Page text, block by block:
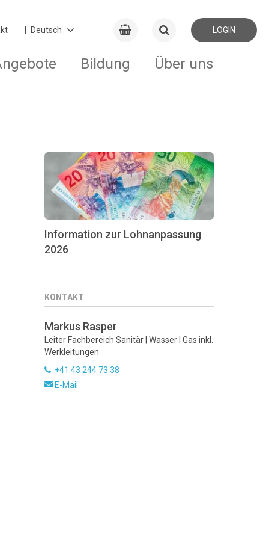
LOGIN
Bildung Über uns
Information zur Lohnanpassung
2026
KONTAKT
Markus Rasper
Leiter Fachbereich Sanitär | Wasser I Gas inkl.
Werkleitungen
+41 43 244 73 38
E-Mail